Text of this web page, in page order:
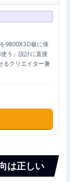
9800X3D級に保
う」設計に直接
るクリエイター兼
は正しい